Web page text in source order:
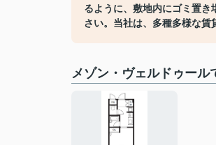
るように、敷地内にゴミ置
さい。当社は、多種多様な
メゾン・ヴェルドゥール